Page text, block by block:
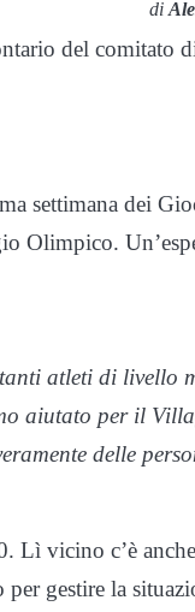
di
del comitato
settimana dei
Olimpico.
atleti di livello
aiutato per il
delle
Lì vicino c’è
gestire la